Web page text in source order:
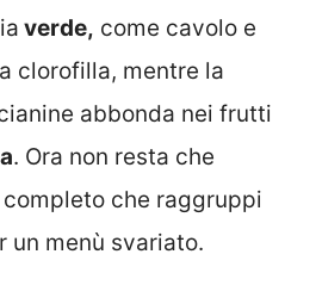
verde, come cavolo e
clorofilla, mentre la
abbonda nei frutti
. Ora non resta che
che raggruppi
un menù svariato.